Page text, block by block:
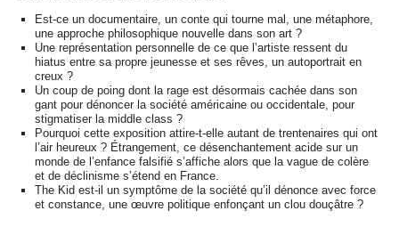
Est-ce un documentaire, un conte qui tourne mal, une métaphore,
une approche philosophique nouvelle dans son art ?
Une représentation personnelle de ce que l’artiste ressent du
hiatus entre sa propre jeunesse et ses rêves, un autoportrait en
creux ?
Un coup de poing dont la rage est désormais cachée dans son
gant pour dénoncer la société américaine ou occidentale, pour
stigmatiser la middle class ?
Pourquoi cette exposition attire-t-elle autant de trentenaires qui ont
l’air heureux ? Étrangement, ce désenchantement acide sur un
monde de l’enfance falsifié s’affiche alors que la vague de colère
et de déclinisme s’étend en France.
The Kid est-il un symptôme de la société qu’il dénonce avec force
et constance, une œuvre politique enfonçant un clou douçâtre ?